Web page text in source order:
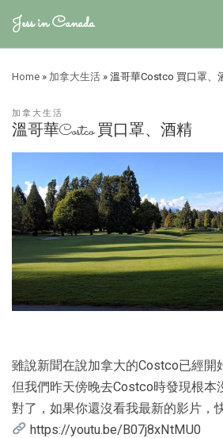
Jess in Canada
Home » 加拿大生活 » 溫哥華Costco 買口罩、
加拿大生活
溫哥華Costco 買口罩、酒精
雖說新聞在說加拿大的Costco已經開
但我們昨天傍晚去Costco時發現根
對了，如果你還沒看我最新的影片，
https://youtu.be/B07j8xNtMU0